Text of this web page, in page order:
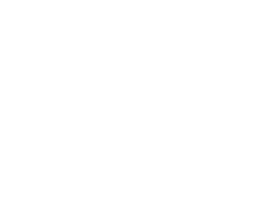
62 commentaires